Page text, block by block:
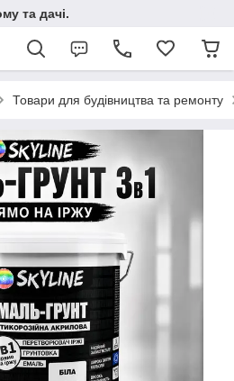
та дачі.
Товари для будівництва та ремонту